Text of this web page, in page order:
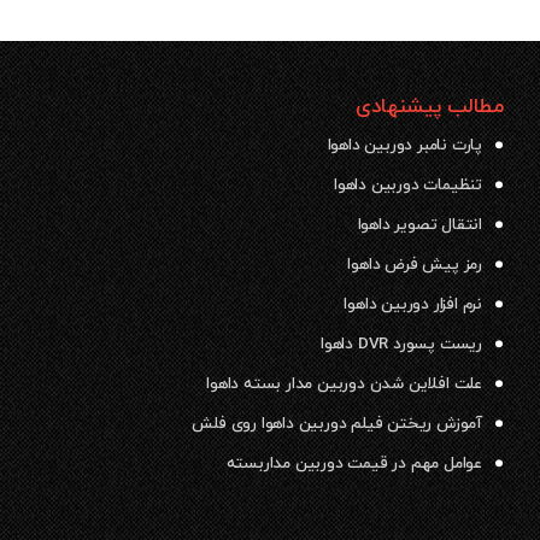
مطالب پیشنهادی
پارت نامبر دوربین داهوا
تنظیمات دوربین داهوا
انتقال تصویر داهوا
رمز پیش فرض داهوا
نرم افزار دوربین داهوا
ریست پسورد DVR داهوا
علت افلاین شدن دوربین مدار بسته داهوا
آموزش ریختن فیلم دوربین داهوا روی فلش
عوامل مهم در قیمت دوربین مداربسته